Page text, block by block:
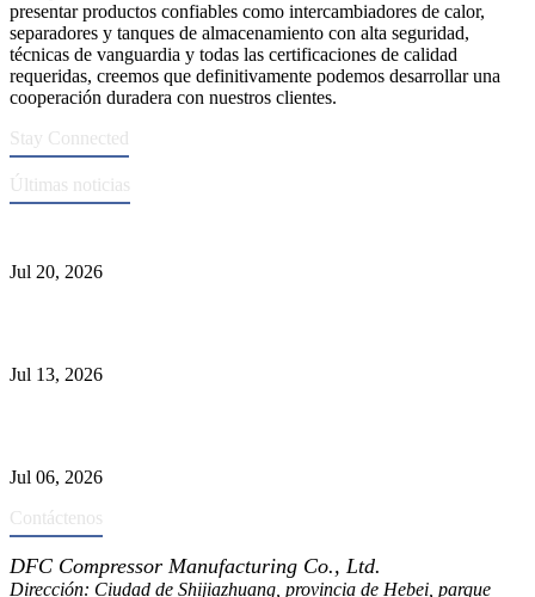
presentar productos confiables como intercambiadores de calor,
separadores y tanques de almacenamiento con alta seguridad,
técnicas de vanguardia y todas las certificaciones de calidad
requeridas, creemos que definitivamente podemos desarrollar una
cooperación duradera con nuestros clientes.
Stay Connected
Últimas noticias
Jul 20, 2026
Jul 13, 2026
Jul 06, 2026
Contáctenos
DFC Compressor Manufacturing Co., Ltd.
Dirección: Ciudad de Shijiazhuang, provincia de Hebei, parque